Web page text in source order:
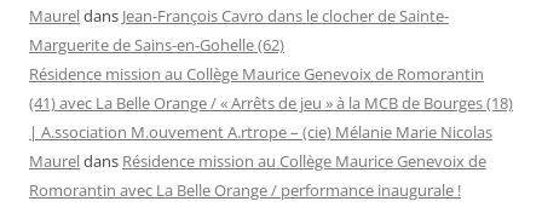
Maureldans Jean-François Cavro dans le clocher de Sainte-
Marguerite de Sains-en-Gohelle (62)
Résidence mission au Collège Maurice Genevoix de Romorantin
(41) avec La Belle Orange / « Arrêts de jeu » à la MCB de Bourges (18)
| A.ssociation M.ouvement A.rtrope – (cie) Mélanie Marie Nicolas
Maureldans Résidence mission au Collège Maurice Genevoix de
Romorantin avec La Belle Orange / performance inaugurale !